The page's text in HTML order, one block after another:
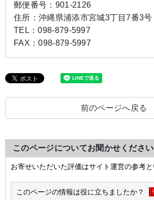
郵便番号： 901-2126
住所： 沖縄県浦添市宮城3丁目7番3号
TEL：098-879-5997
FAX：098-879-5997
前のページへ戻る
このページについてお聞かせください